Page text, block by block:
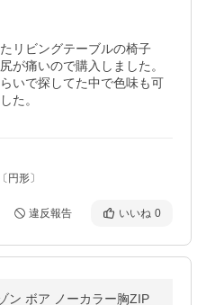
リビングテーブルの椅子
が痛いので購入しました。
いで探してた中で色味も可
た。
円形〕
違反報告 いいね 0
ン ボア ノーカラー胸ZIP